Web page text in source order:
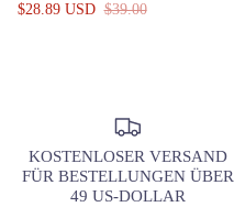
$28.89 USD $39.00
KOSTENLOSER VERSAND
FÜR BESTELLUNGEN ÜBER
49 US-DOLLAR